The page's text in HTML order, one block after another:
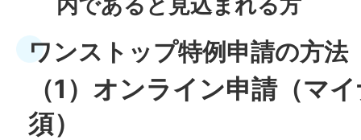
ワンストップ特例申請の方法
（1）オンライン申請（マ
須）